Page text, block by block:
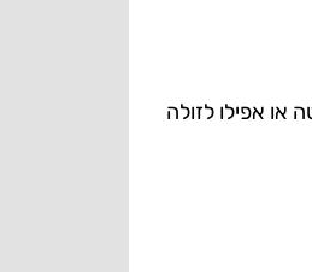
או אפילו לזולה